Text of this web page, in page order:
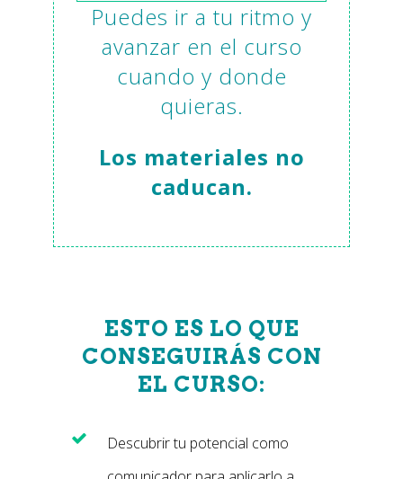
Puedes ir a tu ritmo y
avanzar en el curso
cuando y donde
quieras.
Los materiales no
caducan.
ESTO ES LO QUE
CONSEGUIRÁS CON
EL CURSO:
Descubrir tu potencial como